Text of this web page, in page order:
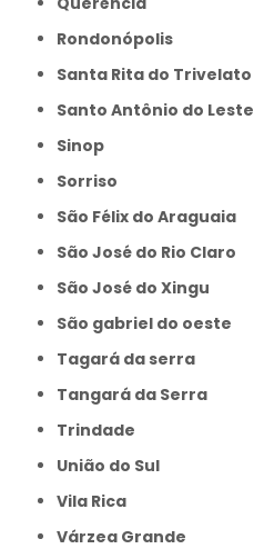
Rondonópolis
Santa Rita do Trivelato
Santo Antônio do Leste
Sinop
Sorriso
São Félix do Araguaia
São José do Rio Claro
São José do Xingu
São gabriel do oeste
Tagará da serra
Tangará da Serra
Trindade
União do Sul
Vila Rica
Várzea Grande